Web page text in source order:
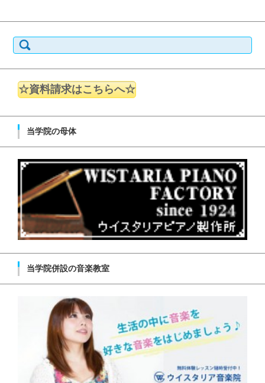
検索:
☆資料請求はこちらへ☆
当学院の母体
当学院併設の音楽教室